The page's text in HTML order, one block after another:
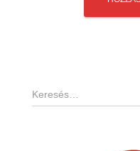
K
e